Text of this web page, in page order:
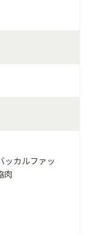
ッカルファッ
肉